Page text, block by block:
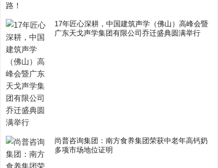
17年匠心深耕，中国建筑声学（佛山）高峰会暨
广东天戈声学集团有限公司乔迁盛典圆满举行
尚普咨询集团：南方食养集团荣获中老年高钙奶
多项市场地位证明